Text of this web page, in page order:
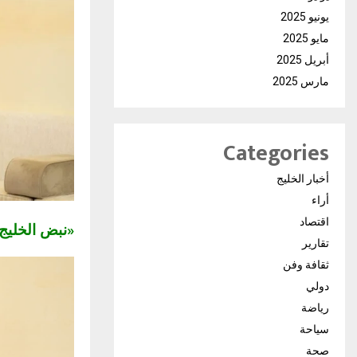
«نبض
يونيو 2025
مايو 2025
أبريل 2025
مارس 2025
Categories
أخبار الخليج
أراء
اقتصاد
تقارير
ثقافة وفن
دولي
رياضة
سياحة
صحة